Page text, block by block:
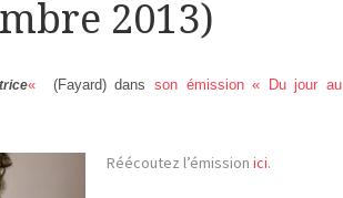
2013)
« (Fayard) dans son émission « Du jour au
Réécoutez l’émissionici.